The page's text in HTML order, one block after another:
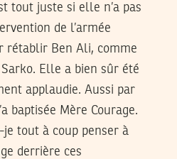
tout juste si elle n’a pas
de l’armée
rétablir Ben Ali, comme
Elle a bien sûr été
applaudie. Aussi par
baptisée Mère Courage.
je tout à coup penser à
derrière ces